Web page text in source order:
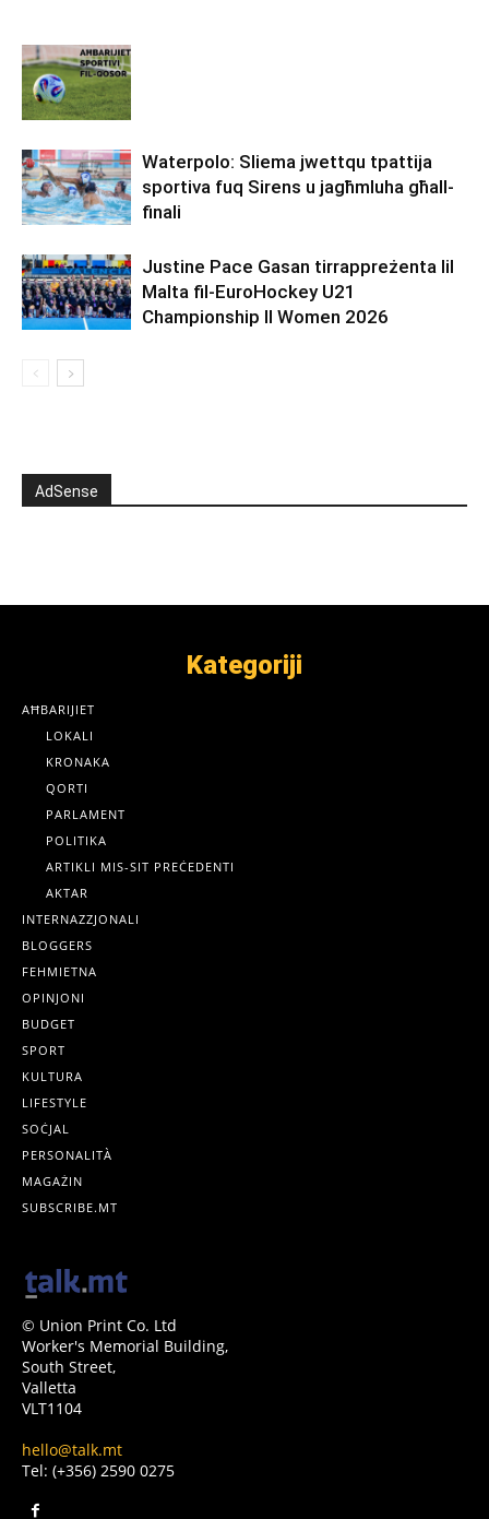
Waterpolo: Sliema jwettqu tpattija
sportiva fuq Sirens u jagħmluha għall-
finali
Justine Pace Gasan tirrappreżenta lil
Malta fil-EuroHockey U21
Championship II Women 2026
AdSense
Kategoriji
AĦBARIJIET
LOKALI
KRONAKA
QORTI
PARLAMENT
POLITIKA
ARTIKLI MIS-SIT PREĊEDENTI
AKTAR
INTERNAZZJONALI
BLOGGERS
FEHMIETNA
OPINJONI
BUDGET
SPORT
KULTURA
LIFESTYLE
SOĊJAL
PERSONALITÀ
MAGAŻIN
SUBSCRIBE.MT
© Union Print Co. Ltd
Worker's Memorial Building,
South Street,
Valletta
VLT1104
hello@talk.mt
Tel: (+356) 2590 0275